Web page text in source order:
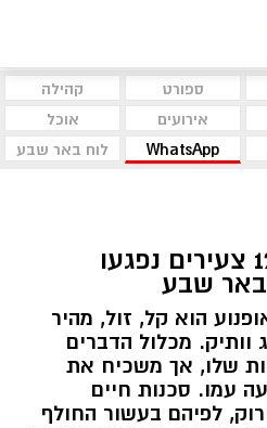
ספורט
קהילה
אירועים
אוכל
WhatsApp לוח באר שבע
בעשור החולף: 129 צעירים נפגעו
שבע
הוא קל, זול, מהיר
וותיק. מכלול הדברים
שלו, אך משכיח את
עמו. סכנות חיים
לפיהם בעשור החולף